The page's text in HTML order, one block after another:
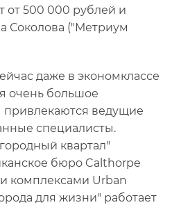
от 500 000 рублей и
Соколова ("Метриум
даже в экономклассе
очень большое
привлекаются ведущие
специалисты.
квартал"
бюро Calthorpe
комплексами Urban
для жизни" работает